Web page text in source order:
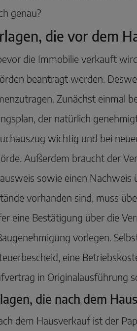
genau?
die vor dem
die Immobilie verkauft
beantragt werden.
Zunächst einmal
der natürlich
wichtig und bei
Außerdem braucht der
sowie einen Nachweis
vorhanden sind, muss
eine Bestätigung über die
vorlegen.
eine
in Originalausführung
die nach dem
dem Hausverkauf ist der